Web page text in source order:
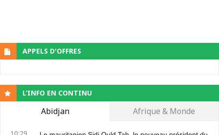
APPELS D'OFFRES
L’INFO EN CONTINU
Abidjan Afrique & Monde